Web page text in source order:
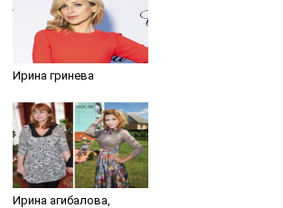
Ирина гринева
Ирина агибалова,